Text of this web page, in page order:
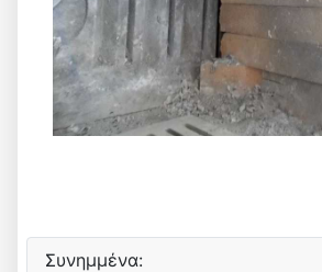
Συνημμένα: